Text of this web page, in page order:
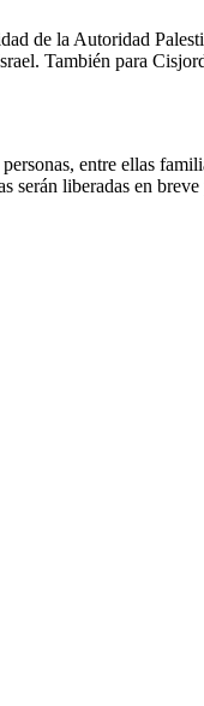
de la Autoridad
También para
entre ellas
serán liberadas en